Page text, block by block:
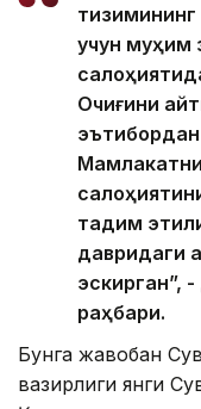
учун муҳим
Очиғини
эътибордан
тақдим
давридаги
эскирган”,
раҳбари.
Бунга жавобан
вазирлиги янги